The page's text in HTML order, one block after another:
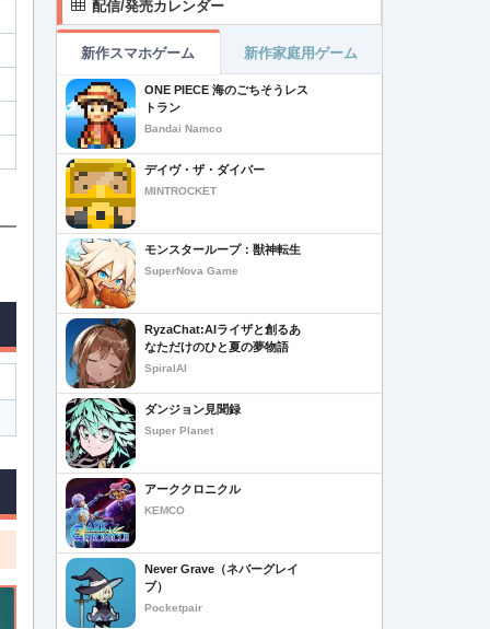
配信/発売カレンダー
新作スマホゲーム 新作家庭用ゲーム
ONE PIECE 海のごちそうレス
トラン
Bandai Namco
デイヴ・ザ・ダイバー
MINTROCKET
モンスターループ：獣神転生
SuperNova Game
RyzaChat:AIライザと創るあ
なただけのひと夏の夢物語
SpiralAI
ダンジョン見聞録
Super Planet
アーククロニクル
KEMCO
Never Grave（ネバーグレイ
ブ）
Pocketpair